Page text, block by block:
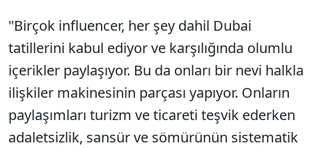
"Birçok influencer, her şey dahil Dubai
tatillerini kabul ediyor ve karşılığında olumlu
içerikler paylaşıyor. Bu da onları bir nevi halkla
ilişkiler makinesinin parçası yapıyor. Onların
paylaşımları turizm ve ticareti teşvik ederken
adaletsizlik, sansür ve sömürünün sistematik